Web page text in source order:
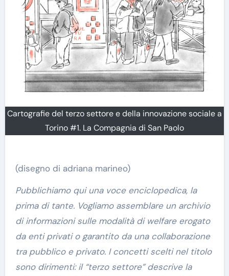
Cartografie del terzo settore e della innovazione sociale a
Torino #1. La Compagnia di San Paolo
(disegno di adriana marineo)
Pubblichiamo qui una voce enciclopedica, la
prima di tante. Vogliamo assemblare un archivio
di informazioni sulle modalità di welfare erogato
da enti privati o garantito da una collaborazione
tra pubblico e privato. I concetti scelti nel titolo
sono dirimenti: il “terzo settore” descrive la